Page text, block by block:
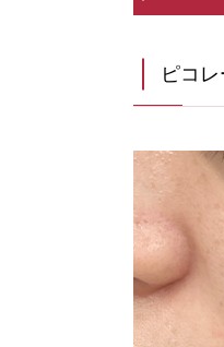
ピコ